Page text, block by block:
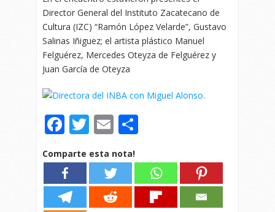
Director General del Instituto Zacatecano de
Cultura (IZC) “Ramón López Velarde”, Gustavo
Salinas Iñiguez; el artista plástico Manuel
Felguérez, Mercedes Oteyza de Felguérez y
Juan García de Oteyza
Facebook
Twitter
Email
Comparte esta nota!